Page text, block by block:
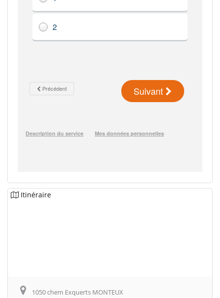
Itinéraire
1050 chem Exquerts MONTEUX